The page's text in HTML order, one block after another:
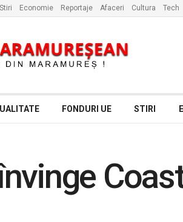
Stiri Economie Reportaje Afaceri Cultura Tech
FONDURI UE STIRI